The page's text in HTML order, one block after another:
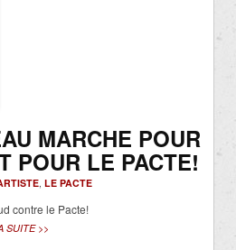
MARCHE POUR
POUR LE PACTE!
, LE PACTE
contre le Pacte!
SUITE >>